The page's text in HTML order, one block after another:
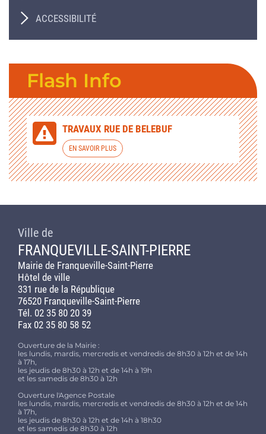
ACCESSIBILITÉ
Flash Info
TRAVAUX RUE DE BELEBUF
EN SAVOIR PLUS
Ville de
FRANQUEVILLE-SAINT-PIERRE
Mairie de Franqueville-Saint-Pierre
Hôtel de ville
331 rue de la République
76520 Franqueville-Saint-Pierre
Tél. 02 35 80 20 39
Fax 02 35 80 58 52
Ouverture de la Mairie :
les lundis, mardis, mercredis et vendredis de 8h30 à 12h et de 14h
à 17h,
les jeudis de 8h30 à 12h et de 14h à 19h
et les samedis de 8h30 à 12h
Ouverture l'Agence Postale
les lundis, mardis, mercredis et vendredis de 8h30 à 12h et de 14h
à 17h,
les jeudis de 8h30 à 12h et de 14h à 18h30
et les samedis de 8h30 à 12h